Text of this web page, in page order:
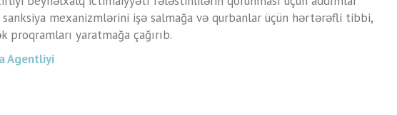
sanksiya mexanizmlərini işə salmağa və qurbanlar üçün hərtərəfli tibbi,
proqramları yaratmağa çağırıb.
Agentliyi